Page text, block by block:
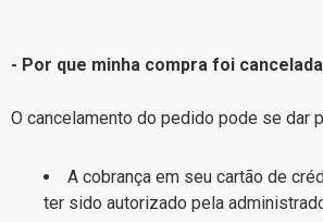
- Por que minha compra foi
O cancelamento do pedido pode se dar
A cobrança em seu cartão de
ter sido autorizado pela